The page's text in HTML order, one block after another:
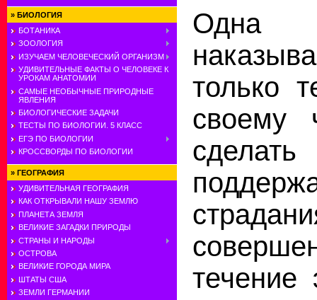
» БИОЛОГИЯ
БОТАНИКА
ЗООЛОГИЯ
ИЗУЧАЕМ ЧЕЛОВЕЧЕСКИЙ ОРГАНИЗМ
УДИВИТЕЛЬНЫЕ ФАКТЫ О ЧЕЛОВЕКЕ К
УРОКАМ АНАТОМИИ
САМЫЕ НЕОБЫЧНЫЕ ПРИРОДНЫЕ
ЯВЛЕНИЯ
БИОЛОГИЧЕСКИЕ ЗАДАЧИ
ТЕСТЫ ПО БИОЛОГИИ. 5 КЛАСС
ЕГЭ ПО БИОЛОГИИ
КРОССВОРДЫ ПО БИОЛОГИИ
» ГЕОГРАФИЯ
УДИВИТЕЛЬНАЯ ГЕОГРАФИЯ
КАК ОТКРЫВАЛИ НАШУ ЗЕМЛЮ
ПЛАНЕТА ЗЕМЛЯ
ВЕЛИКИЕ ЗАГАДКИ ПРИРОДЫ
СТРАНЫ И НАРОДЫ
ОСТРОВА
ВЕЛИКИЕ ГОРОДА МИРА
ШТАТЫ США
ЗЕМЛИ ГЕРМАНИИ
Одна
только
своему
течение